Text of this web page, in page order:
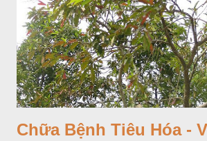
Chữa Bệnh Tiêu Hóa -